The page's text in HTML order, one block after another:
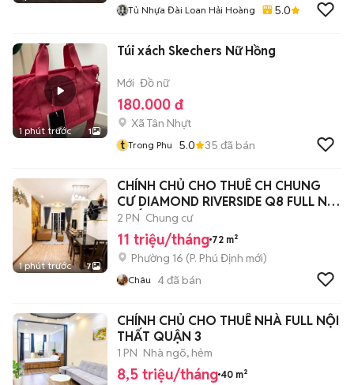
Tủ Nhựa Đài Loan Hải Hoàng 5.0
1 phút trước 1
Túi xách Skechers Nữ Hồng
Mới Đồ nữ
180.000 đ
Xã Tân Nhựt
t Trong Phu 5.0 35 đã bán
1 phút trước 7
CHÍNH CHỦ CHO THUÊ CH CHUNG
CƯ DIAMOND RIVERSIDE Q8 FULL NỘI
THẤT
2 PN Chung cư
11 triệu/tháng 72 m²
Phường 16 (P. Phú Định mới)
Châu 4đã bán
CHÍNH CHỦ CHO THUÊ NHÀ FULL NỘI
THẤT QUẬN 3
1 PN Nhà ngõ, hẻm
8,5 triệu/tháng 40 m²